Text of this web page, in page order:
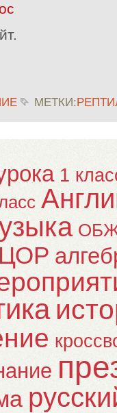
МЕТКИ:
1
ЦОР